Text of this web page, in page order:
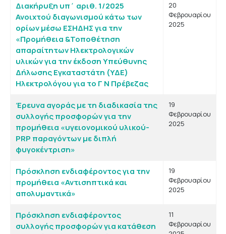
Διακήρυξη υπ΄ αριθ. 1/2025
Ανοιχτού διαγωνισμού κάτω των
ορίων μέσω ΕΣΗΔΗΣ για την
«Προμήθεια &Τοποθέτηση
απαραίτητων Ηλεκτρολογικών
υλικών για την έκδοση Υπεύθυνης
Δήλωσης Εγκαταστάτη (ΥΔΕ)
Ηλεκτρολόγου για το Γ Ν Πρέβεζας
20
Φεβρουαρίου
2025
Έρευνα αγοράς με τη διαδικασία της
συλλογής προσφορών για την
προμήθεια «υγειονομικού υλικού-
PRP παραγόντων με διπλή
φυγοκέντριση»
19
Φεβρουαρίου
2025
Πρόσκληση ενδιαφέροντος για την
προμήθεια «Αντισηπτικά και
απολυμαντικά»
19
Φεβρουαρίου
2025
Πρόσκληση ενδιαφέροντος
συλλογής προσφορών για κατάθεση
11
Φεβρουαρίου